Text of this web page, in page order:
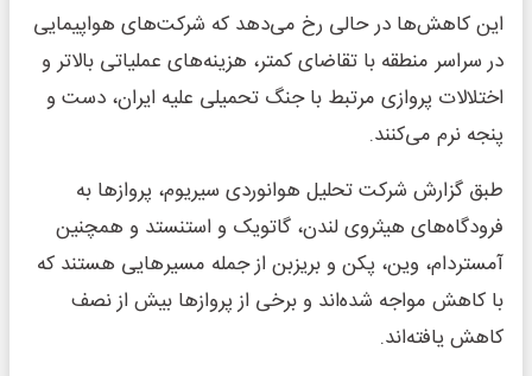
این کاهش‌ها در حالی رخ می‌دهد که شرکت‌های هواپیمایی
در سراسر منطقه با تقاضای کمتر، هزینه‌های عملیاتی بالاتر و
اختلالات پروازی مرتبط با جنگ تحمیلی علیه ایران، دست و
پنجه نرم می‌کنند.
طبق گزارش شرکت تحلیل هوانوردی سیریوم، پروازها به
فرودگاه‌های هیثروی لندن، گاتویک و استنستد و همچنین
آمستردام، وین، پکن و بریزبن از جمله مسیرهایی هستند که
با کاهش مواجه شده‌اند و برخی از پروازها بیش از نصف
کاهش یافته‌اند.